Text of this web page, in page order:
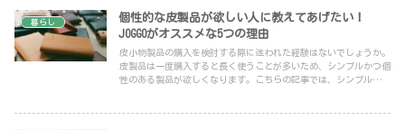
暮らし
個性的な皮製品が欲しい人に教えてあげたい！
JOGGOがオススメな5つの理由
皮小物製品の購入を検討する際に迷われた経験はないでしょうか。
皮製品は一度購入すると長く使うことが多いため、シンプルかつ個
性のある製品が欲しくなります。こちらの記事では、シンプルなデ